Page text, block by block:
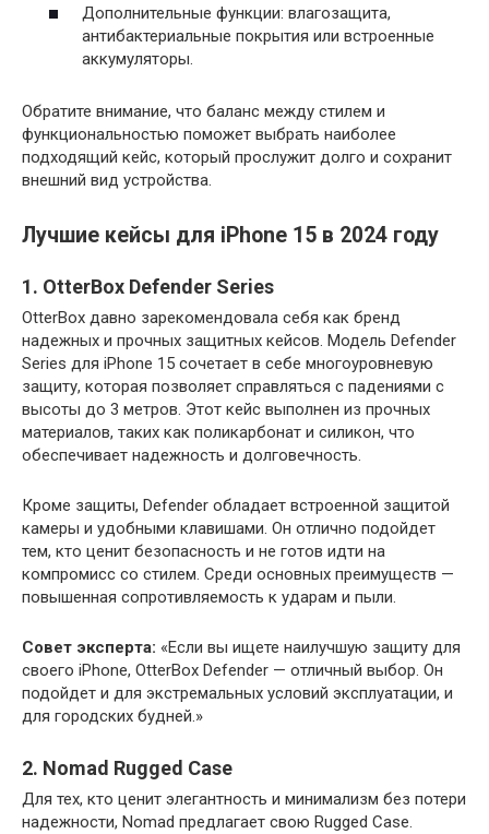
Дополнительные функции: влагозащита,
антибактериальные покрытия или встроенные
аккумуляторы.
Обратите внимание, что баланс между стилем и
функциональностью поможет выбрать наиболее
подходящий кейс, который прослужит долго и сохранит
внешний вид устройства.
Лучшие кейсы для iPhone 15 в 2024 году
1. OtterBox Defender Series
OtterBox давно зарекомендовала себя как бренд
надежных и прочных защитных кейсов. Модель Defender
Series для iPhone 15 сочетает в себе многоуровневую
защиту, которая позволяет справляться с падениями с
высоты до 3 метров. Этот кейс выполнен из прочных
материалов, таких как поликарбонат и силикон, что
обеспечивает надежность и долговечность.
Кроме защиты, Defender обладает встроенной защитой
камеры и удобными клавишами. Он отлично подойдет
тем, кто ценит безопасность и не готов идти на
компромисс со стилем. Среди основных преимуществ —
повышенная сопротивляемость к ударам и пыли.
Совет эксперта: «Если вы ищете наилучшую защиту для
своего iPhone, OtterBox Defender — отличный выбор. Он
подойдет и для экстремальных условий эксплуатации, и
для городских будней.»
2. Nomad Rugged Case
Для тех, кто ценит элегантность и минимализм без потери
надежности, Nomad предлагает свою Rugged Case.